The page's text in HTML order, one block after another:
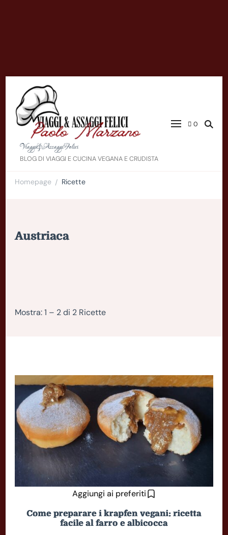
Viaggi&AssaggiFelici
BLOG DI VIAGGI E CUCINA VEGANA E CRUDISTA
0
Homepage / Ricette
Austriaca
Mostra: 1 – 2 di 2 Ricette
Aggiungi ai preferiti
Come preparare i krapfen vegani: ricetta
facile al farro e albicocca